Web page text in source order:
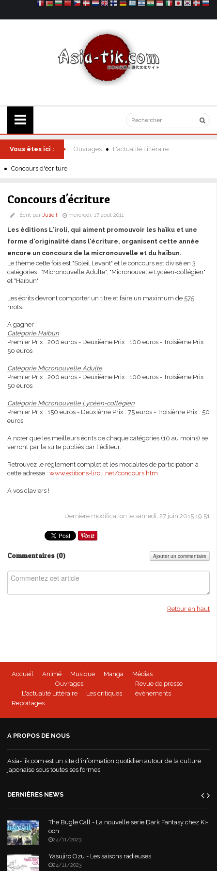
Vous êtes ici : Ouvrages L'actualité Littéraire
Concours d'écriture
Concours d'écriture
Écrit par Julie.f mercredi, 17 août 2011
Les éditions L'iroli, qui aiment promouvoir les haïku et une
forme d'originalité dans l'écriture, organisent cette année
encore un concours de la micronouvelle et du haïbun.
Le thème cette fois est "Soleil Levant" et le concours est divisé en 3
catégories : "Micronouvelle Adulte", "Micronouvelle Lycéen-collégien"
et "Haïbun".
Les écrits devront comporter un titre et faire un maximum de 575
mots.
A gagner :
Catégorie Haïbun
Premier Prix : 200 euros - Deuxième Prix : 100 euros - Troisième Prix :
50 euros
Catégorie Micronouvelle Adulte
Premier Prix : 200 euros - Deuxième Prix : 100 euros - Troisième Prix :
50 euros
Catégorie Micronouvelle Lycéen-collégien
Premier Prix : 150 euros - Deuxième Prix : 75 euros - Troisième Prix : 50
euros
A noter que les meilleurs écrits de chaque catégories (10 au moins) se
verront par la suite publiés par l'éditeur.
Retrouvez le règlement complet et les modalités de participation à
cette adresse : www.editions-liroli.net/concours.htm
A vos claviers !
Dernière modification le samedi, 27 juin 2015 19:51
Commentaires (0) Ajouter un commentaire
Retour en haut
Accueil Animé Musique Manga
Médias
Ouvrages
L'actualité Littéraire
Les critiques
Revue de presse
évènements
Reportages
A PROPOS DE NOUS
Asia-Tik.com est un site d'information quotidien autour de la culture
japonaise sous toutes ses formes.
DERNIÈRES NEWS
The Bugle Call - La nouvelle serie Dark Fantasy chez Ki-
oon
24/11/2023
Yasujiro Ozu - Les saisons radieuses
24/11/2023